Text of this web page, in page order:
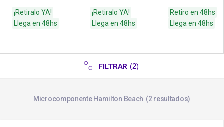
¡Retiralo YA!
Llega en 48hs
¡Retiralo YA!
Llega en 48hs
Retiro en 48hs
Llega en 48hs
FILTRAR (2)
Microcomponente Hamilton Beach 2resultados